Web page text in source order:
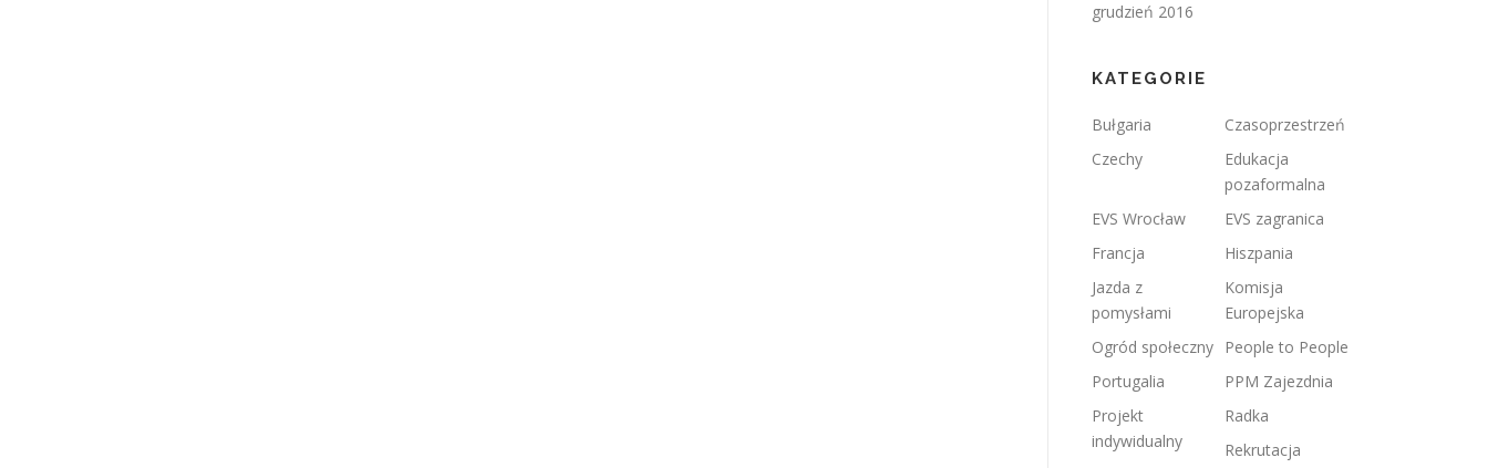
grudzień 2016
KATEGORIE
Bułgaria
Czasoprzestrzeń
Czechy
Edukacja
pozaformalna
EVS Wrocław
EVS zagranica
Francja
Hiszpania
Jazda z
pomysłami
Komisja
Europejska
Ogród społeczny People to People
Portugalia
PPM Zajezdnia
Projekt
indywidualny
Radka
Rekrutacja